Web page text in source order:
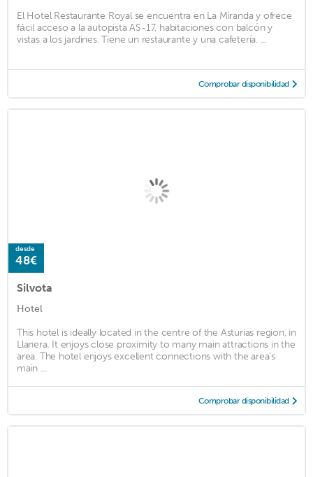
El Hotel Restaurante Royal se encuentra en La Miranda y ofrece
fácil acceso a la autopista AS-17, habitaciones con balcón y
vistas a los jardines. Tiene un restaurante y una cafetería. ...
Comprobar disponibilidad
desde
48€
Silvota
Hotel
This hotel is ideally located in the centre of the Asturias region, in
Llanera. It enjoys close proximity to many main attractions in the
area. The hotel enjoys excellent connections with the area's
main ...
Comprobar disponibilidad